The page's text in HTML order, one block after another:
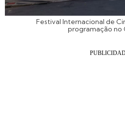
Festival Internacional de
programação no